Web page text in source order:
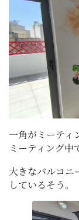
一角がミーティ
ミーティング中
大きなバルコニ
しているそう。